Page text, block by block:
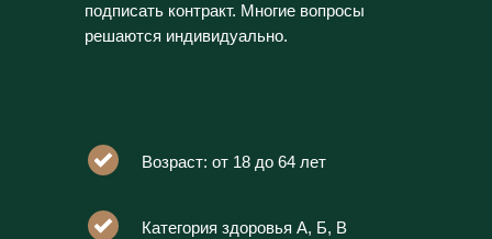
подписать контракт. Многие вопросы
решаются индивидуально.
Категория здоровья А, Б, В
Возраст: от 18 до 64 лет